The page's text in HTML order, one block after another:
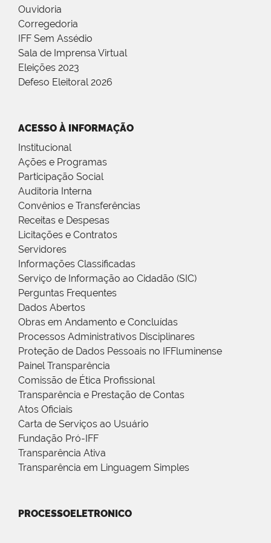
Ouvidoria
Corregedoria
IFF Sem Assédio
Sala de Imprensa Virtual
Eleições 2023
Defeso Eleitoral 2026
ACESSO À INFORMAÇÃO
Institucional
Ações e Programas
Participação Social
Auditoria Interna
Convênios e Transferências
Receitas e Despesas
Licitações e Contratos
Servidores
Informações Classificadas
Serviço de Informação ao Cidadão (SIC)
Perguntas Frequentes
Dados Abertos
Obras em Andamento e Concluídas
Processos Administrativos Disciplinares
Proteção de Dados Pessoais no IFFluminense
Painel Transparência
Comissão de Ética Profissional
Transparência e Prestação de Contas
Atos Oficiais
Carta de Serviços ao Usuário
Fundação Pró-IFF
Transparência Ativa
Transparência em Linguagem Simples
PROCESSOELETRONICO